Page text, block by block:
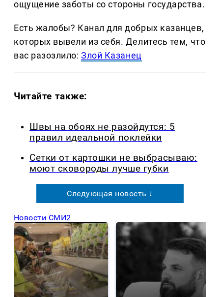
ощущение заботы со стороны государства.
Есть жалобы? Канал для добрых казанцев,
которых вывели из себя. Делитеcь тем, что
вас разозлило:Злой Казанец
Читайте также:
Швы на обоях не разойдутся: 5
правил идеальной поклейки
Сетки от картошки не выбрасываю:
моют сковороды лучше губки
Следующая новость ↓
Новости СМИ2